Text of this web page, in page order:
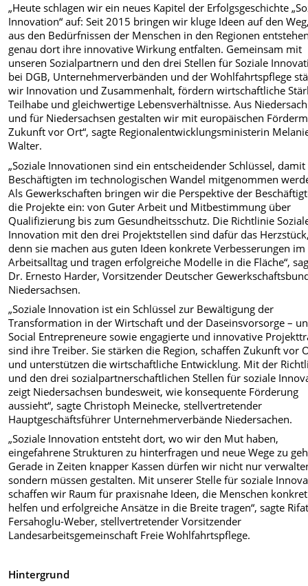
„Heute schlagen wir ein neues Kapitel der Erfolgsgeschichte
Innovation“ auf: Seit 2015 bringen wir kluge Ideen auf den
aus den Bedürfnissen der Menschen in den Regionen
genau dort ihre innovative Wirkung entfalten. Gemeinsam mit
unseren Sozialpartnern und den drei Stellen für Soziale
bei DGB, Unternehmerverbänden und der Wohlfahrtspflege
wir Innovation und Zusammenhalt, fördern wirtschaftliche
Teilhabe und gleichwertige Lebensverhältnisse. Aus
und für Niedersachsen gestalten wir mit europäischen
Zukunft vor Ort“, sagte Regionalentwicklungsministerin
Walter.
„Soziale Innovationen sind ein entscheidender Schlüssel,
Beschäftigten im technologischen Wandel mitgenommen
Als Gewerkschaften bringen wir die Perspektive der
die Projekte ein: von Guter Arbeit und Mitbestimmung über
Qualifizierung bis zum Gesundheitsschutz. Die Richtlinie
Innovation mit den drei Projektstellen sind dafür das
denn sie machen aus guten Ideen konkrete Verbesserungen im
Arbeitsalltag und tragen erfolgreiche Modelle in die Fläche“,
Dr. Ernesto Harder, Vorsitzender Deutscher
Niedersachsen.
„Soziale Innovation ist ein Schlüssel zur Bewältigung der
Transformation in der Wirtschaft und der Daseinsvorsorge –
Social Entrepreneure sowie engagierte und innovative
sind ihre Treiber. Sie stärken die Region, schaffen Zukunft vor
und unterstützen die wirtschaftliche Entwicklung. Mit der
und den drei sozialpartnerschaftlichen Stellen für soziale
zeigt Niedersachsen bundesweit, wie konsequente Förderung
aussieht“, sagte Christoph Meinecke, stellvertretender
Hauptgeschäftsführer Unternehmerverbände Niedersachen.
„Soziale Innovation entsteht dort, wo wir den Mut haben,
eingefahrene Strukturen zu hinterfragen und neue Wege zu
Gerade in Zeiten knapper Kassen dürfen wir nicht nur
sondern müssen gestalten. Mit unserer Stelle für soziale
schaffen wir Raum für praxisnahe Ideen, die Menschen konkret
helfen und erfolgreiche Ansätze in die Breite tragen“, sagte
Fersahoglu-Weber, stellvertretender Vorsitzender
Landesarbeitsgemeinschaft Freie Wohlfahrtspflege.
Hintergrund